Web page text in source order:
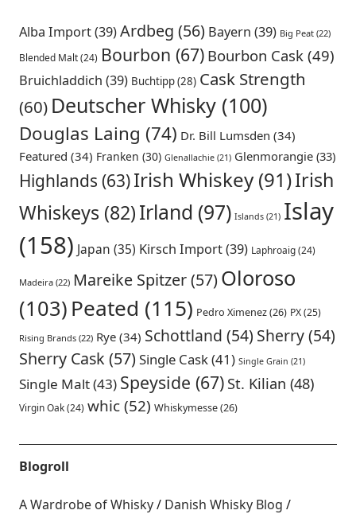
Alba Import(39)Ardbeg (56) Bayern (39) Big Peat(22)
Blended Malt(24) Bourbon (67) Bourbon Cask(49)
Bruichladdich (39) Buchtipp(28) Cask Strength
(60) Deutscher Whisky(100)
Douglas Laing (74) Dr. Bill Lumsden (34)
Featured (34) Franken (30) Glenallachie(21) Glenmorangie(33)
Highlands (63)Irish Whiskey(91)Irish
Whiskeys (82)Irland (97) Islands(21) Islay
(158) Japan (35) Kirsch Import(39) Laphroaig(24)
Madeira(22) Mareike Spitzer(57)Oloroso
(103) Peated (115) Pedro Ximenez(26) PX(25)
Rising Brands(22) Rye(34) Schottland (54) Sherry(54)
Sherry Cask (57)Single Cask(41) Single Grain (21)
Single Malt(43) Speyside (67) St. Kilian (48)
Virgin Oak(24) whic(52) Whiskymesse(26)
Blogroll
A Wardrobe of Whisky
Danish Whisky Blog